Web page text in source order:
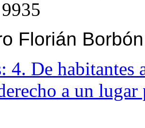
Florián
4. De habitantes
a un